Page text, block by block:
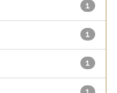
1
1
1